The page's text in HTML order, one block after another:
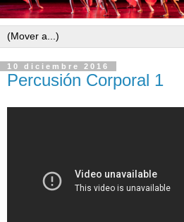
10 diciembre 2016
Percusión Corporal 1